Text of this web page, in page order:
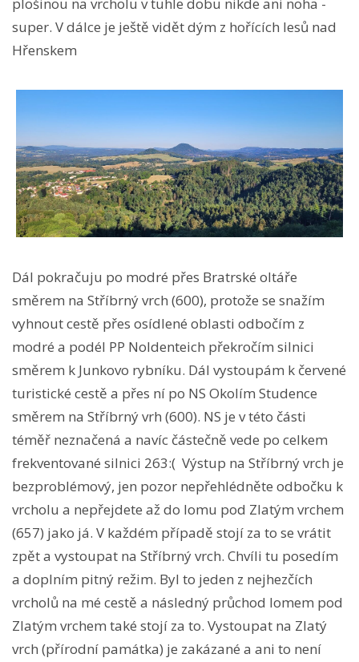
plošinou na vrcholu v tuhle dobu nikde ani noha -
super. V dálce je ještě vidět dým z hořících lesů nad
Hřenskem
Dál pokračuju po modré přes Bratrské oltáře
směrem na Stříbrný vrch (600), protože se snažím
vyhnout cestě přes osídlené oblasti odbočím z
modré a podél PP Noldenteich překročím silnici
směrem k Junkovo rybníku. Dál vystoupám k červené
turistické cestě a přes ní po NS Okolím Studence
směrem na Stříbrný vrh (600). NS je v této části
téměř neznačená a navíc částečně vede po celkem
frekventované silnici 263:( Výstup na Stříbrný vrch je
bezproblémový, jen pozor nepřehlédněte odbočku k
vrcholu a nepřejdete až do lomu pod Zlatým vrchem
(657) jako já. V každém případě stojí za to se vrátit
zpět a vystoupat na Stříbrný vrch. Chvíli tu posedím
a doplním pitný režim. Byl to jeden z nejhezčích
vrcholů na mé cestě a následný průchod lomem pod
Zlatým vrchem také stojí za to. Vystoupat na Zlatý
vrch (přírodní památka) je zakázané a ani to není